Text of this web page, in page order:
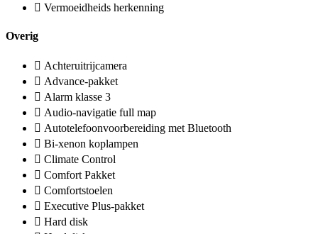
Vermoeidheids herkenning
Overig
Achteruitrijcamera
Advance-pakket
Alarm klasse 3
Audio-navigatie full map
Autotelefoonvoorbereiding met Bluetooth
Bi-xenon koplampen
Climate Control
Comfort Pakket
Comfortstoelen
Executive Plus-pakket
Hard disk